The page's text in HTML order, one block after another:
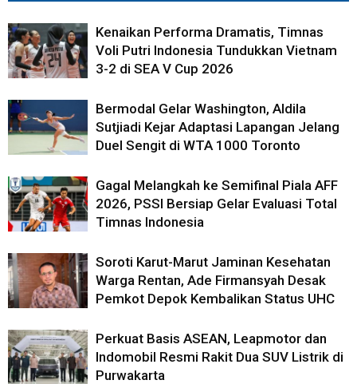
Kenaikan Performa Dramatis, Timnas
Voli Putri Indonesia Tundukkan Vietnam
3-2 di SEA V Cup 2026
Bermodal Gelar Washington, Aldila
Sutjiadi Kejar Adaptasi Lapangan Jelang
Duel Sengit di WTA 1000 Toronto
Gagal Melangkah ke Semifinal Piala AFF
2026, PSSI Bersiap Gelar Evaluasi Total
Timnas Indonesia
Soroti Karut-Marut Jaminan Kesehatan
Warga Rentan, Ade Firmansyah Desak
Pemkot Depok Kembalikan Status UHC
Perkuat Basis ASEAN, Leapmotor dan
Indomobil Resmi Rakit Dua SUV Listrik di
Purwakarta